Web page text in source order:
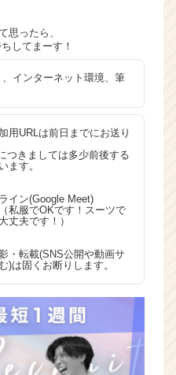
思ったら、
してまーす！
インターネット環境、筆
用URLは前日までにお送り
つきましては多少前後する
ます。
イン(Google Meet)
私服でOKです！スーツで
丈夫です！）
・転載(SNS公開や動画サ
)は固くお断りします。